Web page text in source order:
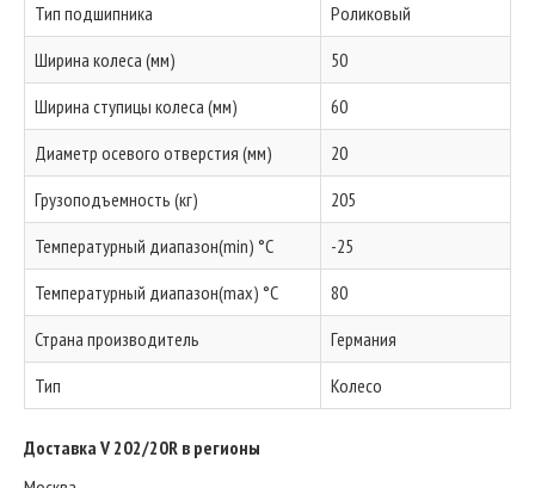
Тип подшипника
Роликовый
Ширина колеса (мм)
50
Ширина ступицы колеса (мм)
60
Диаметр осевого отверстия (мм)
20
Грузоподъемность (кг)
205
Температурный диапазон(min) °C
-25
Температурный диапазон(max) °C
80
Страна производитель
Германия
Тип
Колесо
Доставка V 202/20R в регионы